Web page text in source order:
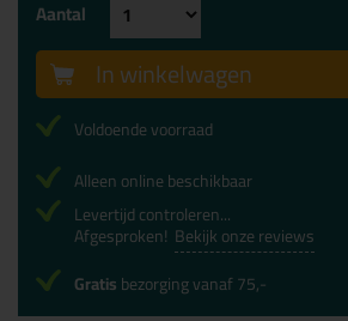
Aantal
In winkelwagen
Voldoende voorraad
Alleen online beschikbaar
Levertijd controleren...
Afgesproken! Bekijk onze reviews
Gratisbezorging vanaf 75,-